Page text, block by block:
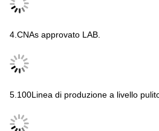
5.100Linea di produzione a livello pulito.